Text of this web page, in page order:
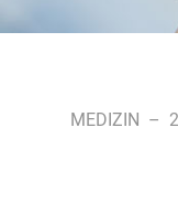
MEDIZIN –